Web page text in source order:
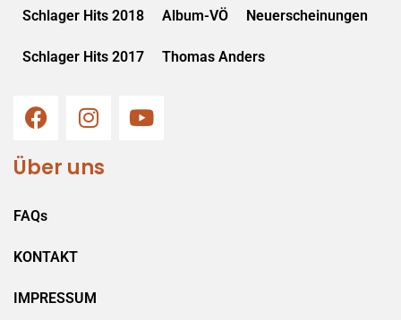
Schlager Hits 2018 Album-VÖ Neuerscheinungen
Schlager Hits 2017 Thomas Anders
Über uns
FAQs
KONTAKT
IMPRESSUM